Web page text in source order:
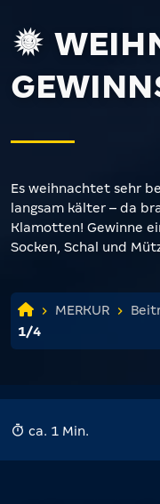
Es weihnachtet sehr
langsam kälter – da
Klamotten! Gewinne
Socken, Schal und
MERKUR
1/4
ca. 1 Min.